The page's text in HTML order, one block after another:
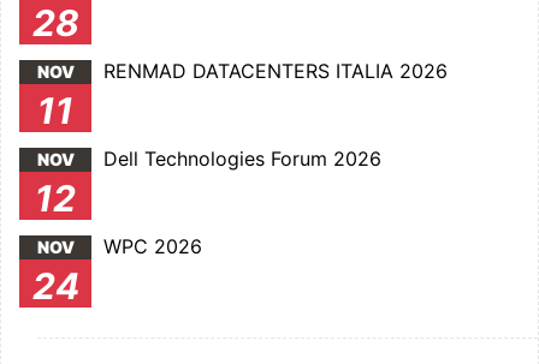
28
NOV
11
RENMAD DATACENTERS ITALIA 2026
NOV
12
Dell Technologies Forum 2026
NOV
24
WPC 2026